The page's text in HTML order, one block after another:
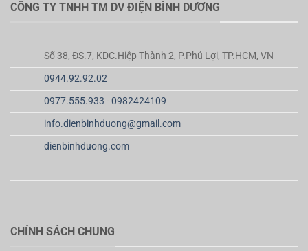
CÔNG TY TNHH TM DV ĐIỆN BÌNH DƯƠNG
Số 38, ĐS.7, KDC.Hiệp Thành 2, P.Phú Lợi, TP.HCM, VN
0944.92.92.02
0977.555.933 -0982424109
info.dienbinhduong@gmail.com
dienbinhduong.com
CHÍNH SÁCH CHUNG